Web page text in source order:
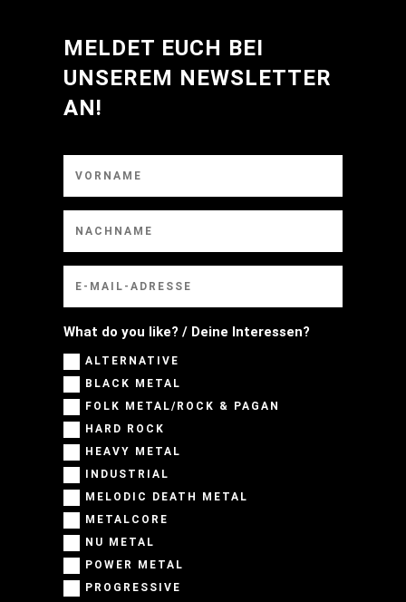
MELDET EUCH BEI
UNSEREM NEWSLETTER
AN!
What do you like? / Deine Interessen?
ALTERNATIVE
BLACK METAL
FOLK METAL/ROCK & PAGAN
HARD ROCK
HEAVY METAL
INDUSTRIAL
MELODIC DEATH METAL
METALCORE
NU METAL
POWER METAL
PROGRESSIVE